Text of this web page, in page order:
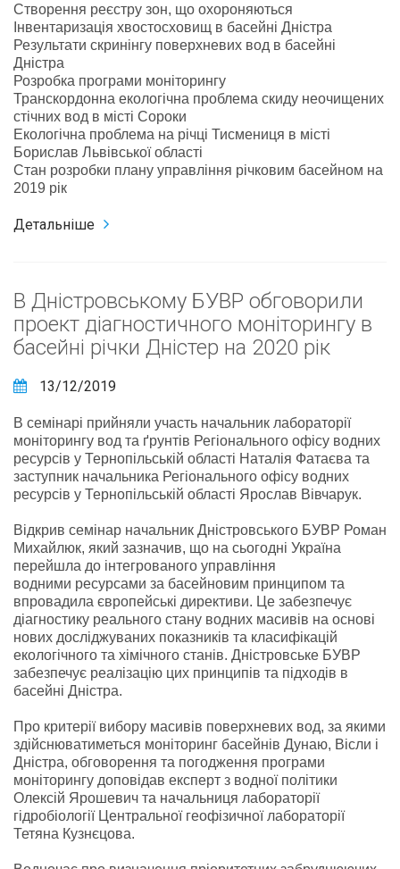
Створення реєстру зон, що охороняються
Інвентаризація хвостосховищ в басейні Дністра
Результати скринінгу поверхневих вод в басейні
Дністра
Розробка програми моніторингу
Транскордонна екологічна проблема скиду неочищених
стічних вод в місті Сороки
Екологічна проблема на річці Тисмениця в місті
Борислав Львівської області
Стан розробки плану управління річковим басейном на
2019 рік
Детальніше
В Дністровському БУВР обговорили
проект діагностичного моніторингу в
басейні річки Дністер на 2020 рік
13/12/2019
В семінарі прийняли участь начальник лабораторії
моніторингу вод та ґрунтів Регіонального офісу водних
ресурсів у Тернопільській області Наталія Фатаєва та
заступник начальника Регіонального офісу водних
ресурсів у Тернопільській області Ярослав Вівчарук.
Відкрив семінар начальник Дністровського БУВР Роман
Михайлюк, який зазначив, що на сьогодні Україна
перейшла до інтегрованого управління
водними ресурсами за басейновим принципом та
впровадила європейські директиви. Це забезпечує
діагностику реального стану водних масивів на основі
нових досліджуваних показників та класифікацій
екологічного та хімічного станів. Дністровське БУВР
забезпечує реалізацію цих принципів та підходів в
басейні Дністра.
Про критерії вибору масивів поверхневих вод, за якими
здійснюватиметься моніторинг басейнів Дунаю, Вісли і
Дністра, обговорення та погодження програми
моніторингу доповідав експерт з водної політики
Олексій Ярошевич та начальниця лабораторії
гідробіології Центральної геофізичної лабораторії
Тетяна Кузнєцова.